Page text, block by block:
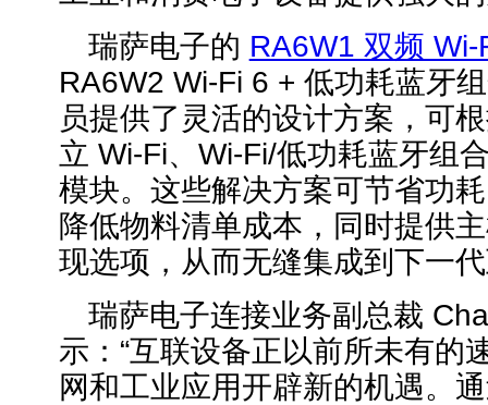
瑞萨电子的 RA6W1 双频
RA6W2 Wi-Fi 6 + 低功耗蓝牙
员提供了灵活的设计方案，可
立 Wi-Fi、Wi-Fi/低功耗蓝牙组
模块。这些解决方案可节省功
降低物料清单成本，同时提供
现选项，从而无缝集成到下一
瑞萨电子连接业务副总裁
示：“互联设备正以前所未有的
网和工业应用开辟新的机遇。